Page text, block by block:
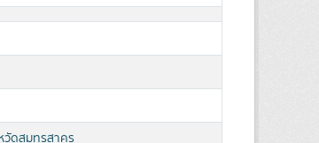
วัดสมุทรสาคร